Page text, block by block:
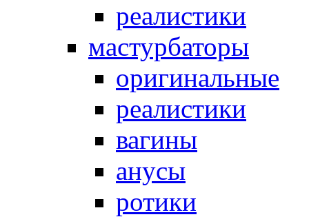
реалистики
мастурбаторы
оригинальные
реалистики
вагины
анусы
ротики